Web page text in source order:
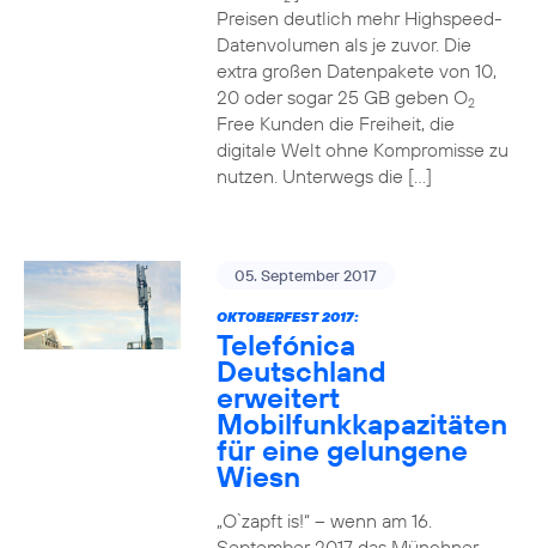
Preisen deutlich mehr Highspeed-
Datenvolumen als je zuvor. Die
extra großen Datenpakete von 10,
20 oder sogar 25 GB geben O2
Free Kunden die Freiheit, die
digitale Welt ohne Kompromisse zu
nutzen. Unterwegs die […]
05. September 2017
OKTOBERFEST 2017:
Telefónica
Deutschland
erweitert
Mobilfunkkapazitäten
für eine gelungene
Wiesn
„O`zapft is!“ – wenn am 16.